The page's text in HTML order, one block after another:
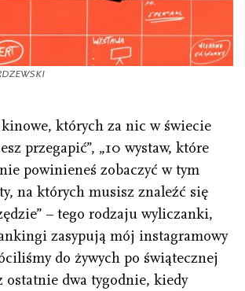
których za nic w świecie
przegapić”, „10 wystaw, które
powinieneś zobaczyć w tym
na których musisz znaleźć się
– tego rodzaju wyliczanki,
zasypują mój instagramowy
do żywych po świątecznej
ostatnie dwa tygodnie, kiedy